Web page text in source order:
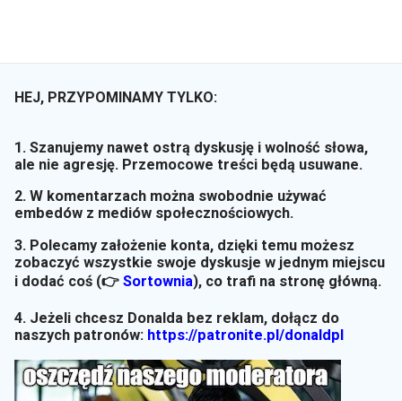
HEJ, PRZYPOMINAMY TYLKO:
1. Szanujemy nawet ostrą dyskusję i wolność słowa,
ale nie agresję. Przemocowe treści będą usuwane.
2. W komentarzach można swobodnie używać
embedów z mediów społecznościowych.
3. Polecamy założenie konta, dzięki temu możesz
zobaczyć wszystkie swoje dyskusje w jednym miejscu
i dodać coś (👉 Sortownia), co trafi na stronę główną.
4. Jeżeli chcesz Donalda bez reklam, dołącz do
naszych patronów: https://patronite.pl/donaldpl